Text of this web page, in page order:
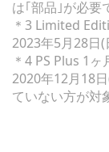
は｢部品｣が必要
＊3 Limited
2023年5月28日(
＊4 PS Plus 1
2020年12月18
ていない方が対